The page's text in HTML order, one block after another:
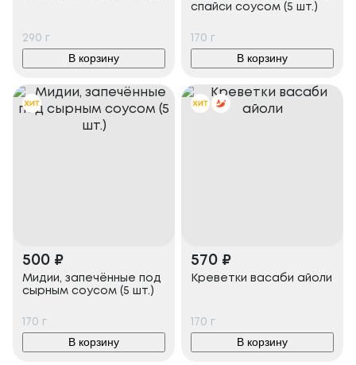
290 г
В корзину
спайси соусом (5 шт.)
170 г
В корзину
500 ₽
Мидии, запечённые под
сырным соусом (5 шт.)
170 г
В корзину
570 ₽
Креветки васаби айоли
170 г
В корзину